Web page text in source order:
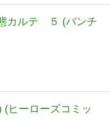
カルテ ５ (バンチ
(ヒーローズコミッ